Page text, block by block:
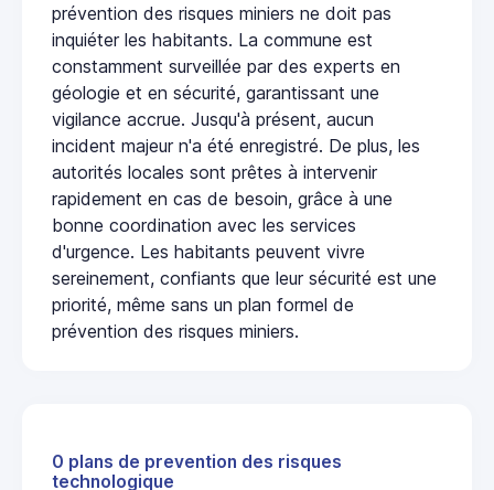
prévention des risques miniers ne doit pas
inquiéter les habitants. La commune est
constamment surveillée par des experts en
géologie et en sécurité, garantissant une
vigilance accrue. Jusqu'à présent, aucun
incident majeur n'a été enregistré. De plus, les
autorités locales sont prêtes à intervenir
rapidement en cas de besoin, grâce à une
bonne coordination avec les services
d'urgence. Les habitants peuvent vivre
sereinement, confiants que leur sécurité est une
priorité, même sans un plan formel de
prévention des risques miniers.
0 plans de prevention des risques
technologique